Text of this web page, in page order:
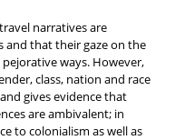
narratives are
that their gaze on the
ways. However,
class, nation and race
gives evidence that
are ambivalent; in
to colonialism as well as